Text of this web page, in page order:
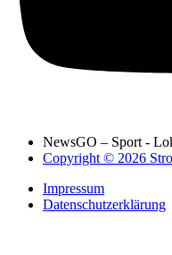
NewsGO – Sport -
Copyright © 2026
Impressum
Datenschutzerklärung